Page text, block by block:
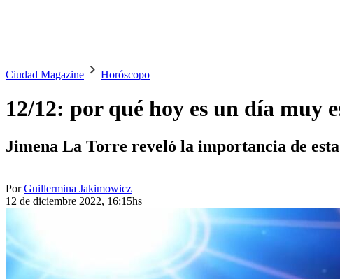
Ciudad Magazine Horóscopo
12/12: por qué hoy es un día muy
Jimena La Torre reveló la importancia de
PorGuillermina Jakimowicz
12 de diciembre 2022, 16:15hs